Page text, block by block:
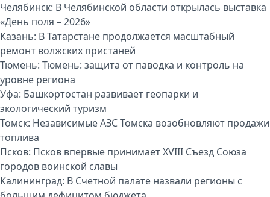
Челябинск: В Челябинской области открылась выставка
«День поля – 2026»
Казань: В Татарстане продолжается масштабный
ремонт волжских пристаней
Тюмень: Тюмень: защита от паводка и контроль на
уровне региона
Уфа: Башкортостан развивает геопарки и
экологический туризм
Томск: Независимые АЗС Томска возобновляют продажи
топлива
Псков: Псков впервые принимает XVIII Съезд Союза
городов воинской славы
Калининград: В Счетной палате назвали регионы с